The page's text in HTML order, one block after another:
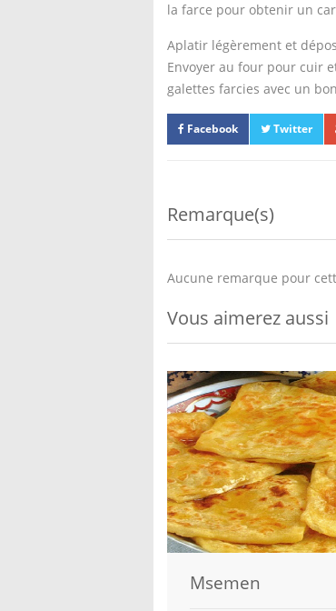
la farce pour obtenir un
Aplatir légèrement et
Envoyer au four pour cuir
galettes farcies avec un
Facebook Twitter
Remarque(s)
Aucune remarque pour
Vous aimerez aussi
Msemen